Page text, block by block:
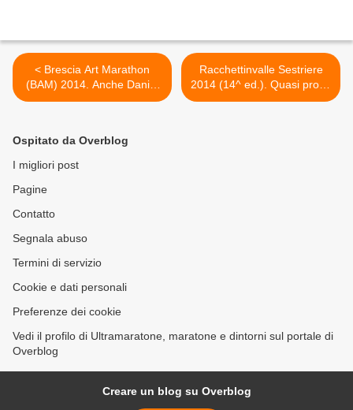
< Brescia Art Marathon
(BAM) 2014. Anche Danilo
Goffi al via: "La maratona di
stagione"
Racchettinvalle Sestriere
2014 (14^ ed.). Quasi pronti
allo start d'una classica
Ospitato da Overblog
I migliori post
Pagine
Contatto
Segnala abuso
Termini di servizio
Cookie e dati personali
Preferenze dei cookie
Vedi il profilo di Ultramaratone, maratone e dintorni sul portale di
Overblog
Creare un blog su Overblog